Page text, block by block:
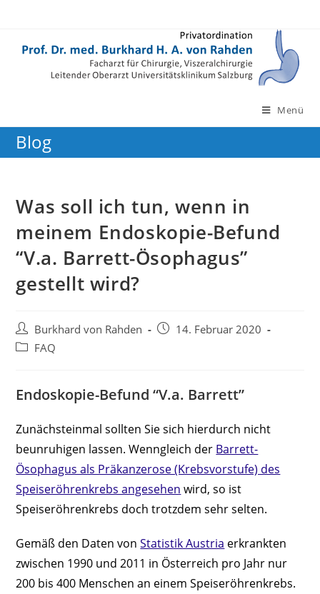
springen
Menü
Blog
Was soll ich tun, wenn in
meinem Endoskopie-Befund
“V.a. Barrett-Ösophagus”
gestellt wird?
Beitrags-
Autor:
Burkhard von Rahden
Beitrag14. Februar 2020
Beitrags-
FAQ
Endoskopie-Befund “V.a. Barrett”
Zunächsteinmal sollten Sie sich hierdurch nicht
beunruhigen lassen. Wenngleich der Barrett-
Ösophagus als Präkanzerose (Krebsvorstufe) des
Speiseröhrenkrebs angesehen wird, so ist
Speiseröhrenkrebs doch trotzdem sehr selten.
Gemäß den Daten vonStatistik Austria erkrankten
zwischen 1990 und 2011 in Österreich pro Jahr nur
200 bis 400 Menschen an einem Speiseröhrenkrebs.